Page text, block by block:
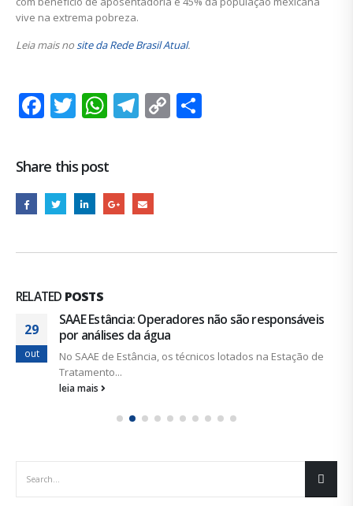
vive na extrema pobreza.
Leia mais nosite da Rede Brasil Atual.
Facebook
Twitter
WhatsApp
Telegram
Copy
Share this post
RELATED POSTS
29
out
SAAE Estância: Operadores não são responsáveis
por análises da água
No SAAE de Estância, os técnicos lotados na Estação de
Tratamento...
leia mais